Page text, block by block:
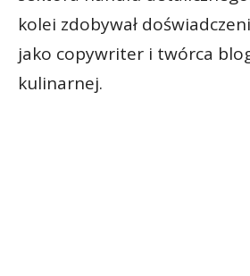
kolei zdobywał
jako copywriter i twórca
kulinarnej.